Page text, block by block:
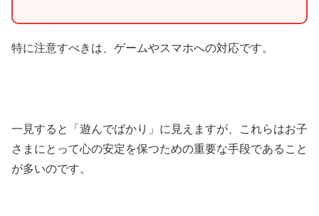
特に注意すべきは、ゲームやスマホへの対応です。
一見すると「遊んでばかり」に見えますが、これらはお子
さまにとって心の安定を保つための重要な手段であること
が多いのです。